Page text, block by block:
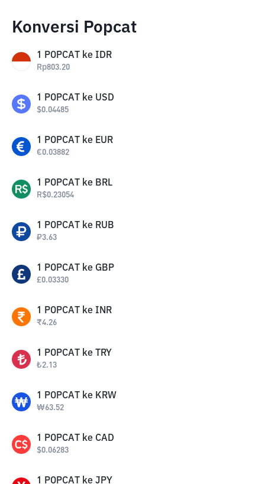
Konversi Popcat
1 POPCAT ke IDR
Rp803.20
1 POPCAT ke USD
$0.04485
1 POPCAT ke EUR
€0.03882
1 POPCAT ke BRL
R$0.23054
1 POPCAT ke RUB
₽3.63
1 POPCAT ke GBP
£0.03330
1 POPCAT ke INR
₹4.26
1 POPCAT ke TRY
₺2.13
1 POPCAT ke KRW
₩63.52
1 POPCAT ke CAD
$0.06283
1 POPCAT ke JPY